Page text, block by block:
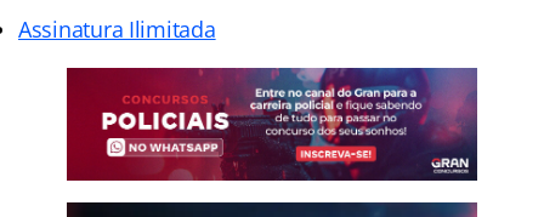
Assinatura Ilimitada